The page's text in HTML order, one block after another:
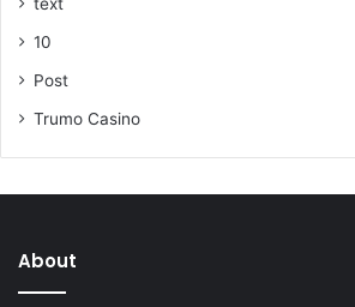
10
Post
Trumo Casino
About